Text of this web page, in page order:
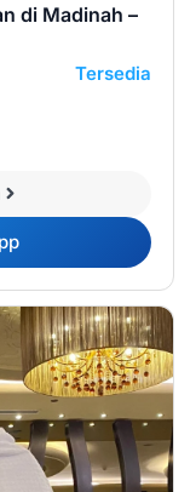
di Madinah –
Tersedia